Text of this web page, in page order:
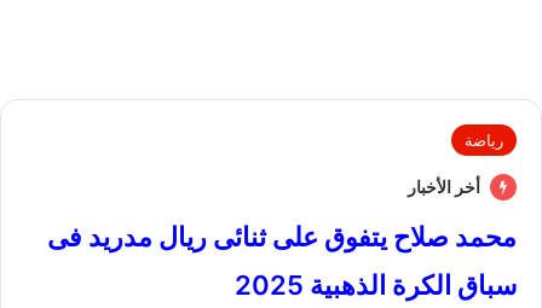
رياضة
أخر الأخبار
محمد صلاح يتفوق على ثنائى ريال مدريد فى
سباق الكرة الذهبية 2025